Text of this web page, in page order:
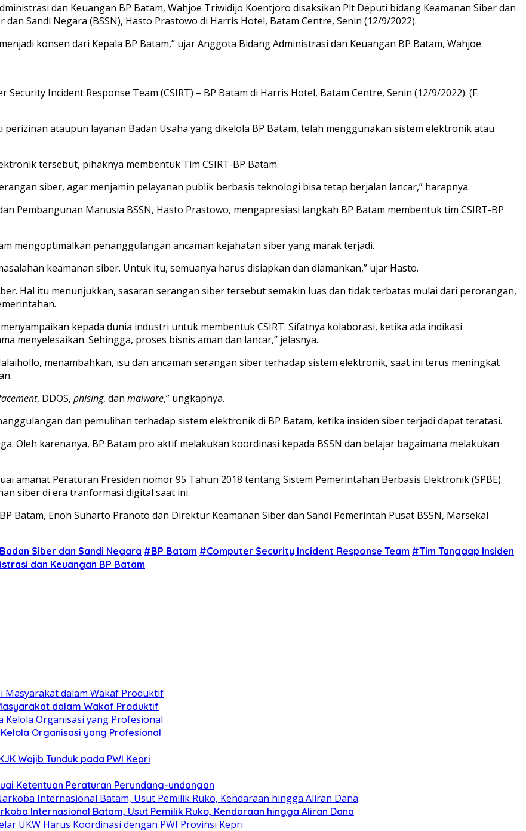
dan Keuangan BP Batam, Wahjoe Triwidijo Koentjoro disaksikan Plt Deputi bidang Keamanan Siber dan
Sandi Negara (BSSN), Hasto Prastowo di Harris Hotel, Batam Centre, Senin (12/9/2022).
konsen dari Kepala BP Batam,” ujar Anggota Bidang Administrasi dan Keuangan BP Batam, Wahjoe
Incident Response Team (CSIRT) – BP Batam di Harris Hotel, Batam Centre, Senin (12/9/2022). (F.
ataupun layanan Badan Usaha yang dikelola BP Batam, telah menggunakan sistem elektronik atau
tersebut, pihaknya membentuk Tim CSIRT-BP Batam.
siber, agar menjamin pelayanan publik berbasis teknologi bisa tetap berjalan lancar,” harapnya.
Pembangunan Manusia BSSN, Hasto Prastowo, mengapresiasi langkah BP Batam membentuk tim CSIRT-BP
mengoptimalkan penanggulangan ancaman kejahatan siber yang marak terjadi.
keamanan siber. Untuk itu, semuanya harus disiapkan dan diamankan,” ujar Hasto.
Hal itu menunjukkan, sasaran serangan siber tersebut semakin luas dan tidak terbatas mulai dari perorangan,
kepada dunia industri untuk membentuk CSIRT. Sifatnya kolaborasi, ketika ada indikasi
menyelesaikan. Sehingga, proses bisnis aman dan lancar,” jelasnya.
menambahkan, isu dan ancaman serangan siber terhadap sistem elektronik, saat ini terus meningkat
, DDOS, phising, dan malware,” ungkapnya.
dan pemulihan terhadap sistem elektronik di BP Batam, ketika insiden siber terjadi dapat teratasi.
Oleh karenanya, BP Batam pro aktif melakukan koordinasi kepada BSSN dan belajar bagaimana melakukan
amanat Peraturan Presiden nomor 95 Tahun 2018 tentang Sistem Pemerintahan Berbasis Elektronik (SPBE).
siber di era tranformasi digital saat ini.
Batam, Enoh Suharto Pranoto dan Direktur Keamanan Siber dan Sandi Pemerintah Pusat BSSN, Marsekal
Siber dan Sandi Negara #BP Batam #Computer Security Incident Response Team #Tim Tanggap Insiden
dan Keuangan BP Batam
dalam Wakaf Produktif
Organisasi yang Profesional
Wajib Tunduk pada PWI Kepri
Ketentuan Peraturan Perundang-undangan
Internasional Batam, Usut Pemilik Ruko, Kendaraan hingga Aliran Dana